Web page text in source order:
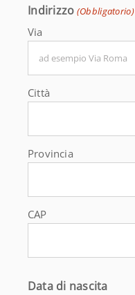
Indirizzo (Obbligatorio)
Via
Città
Provincia
CAP
Data di nascita